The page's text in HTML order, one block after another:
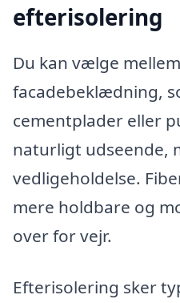
efterisolering
Du kan vælge
facadebeklædning,
cementplader eller
naturligt udseende,
vedligeholdelse.
mere holdbare og
over for vejr.
Efterisolering sker